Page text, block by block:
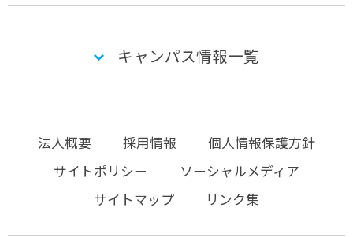
キャンパス情報一覧
法人概要 採用情報
個人情報保護方針
サイトポリシー
ソーシャルメディア
サイトマップ
リンク集